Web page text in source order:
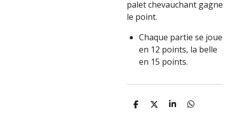
palet chevauchant gagne
le point.
Chaque partie se joue
en 12 points, la belle
en 15 points.
P
P
P
P